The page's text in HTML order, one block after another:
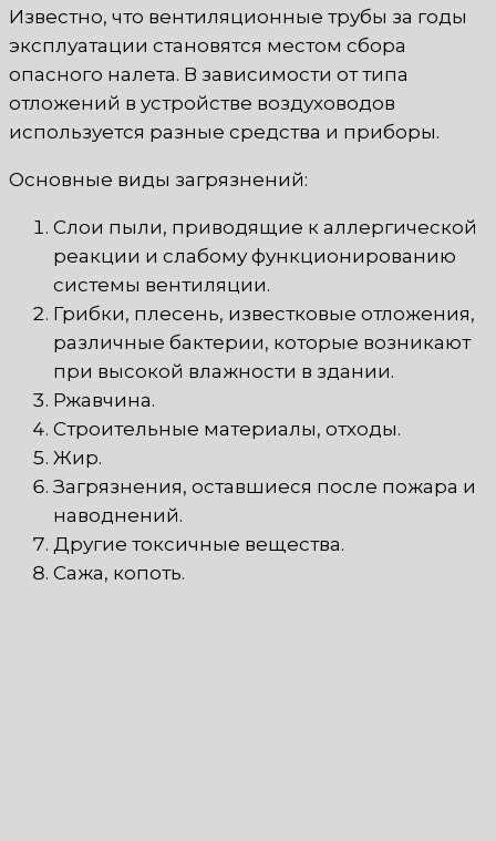
Известно, что вентиляционные трубы за годы
эксплуатации становятся местом сбора
опасного налета. В зависимости от типа
отложений в устройстве воздуховодов
используется разные средства и приборы.
Основные виды загрязнений:
Слои пыли, приводящие к аллергической
реакции и слабому функционированию
системы вентиляции.
Грибки, плесень, известковые отложения,
различные бактерии, которые возникают
при высокой влажности в здании.
Ржавчина.
Строительные материалы, отходы.
Жир.
Загрязнения, оставшиеся после пожара и
наводнений.
Другие токсичные вещества.
Сажа, копоть.